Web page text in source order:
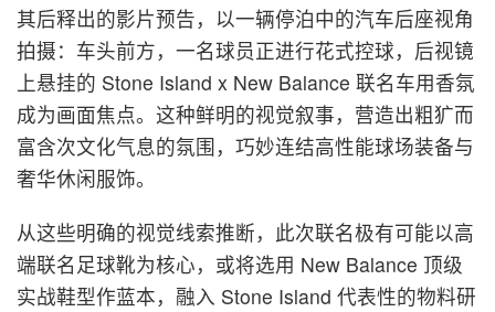
其后释出的影片预告，以一辆停泊中的汽车后座视角
拍摄：车头前方，一名球员正进行花式控球，后视镜
上悬挂的 Stone Island x New Balance 联名车用香氛
成为画面焦点。这种鲜明的视觉叙事，营造出粗犷而
富含次文化气息的氛围，巧妙连结高性能球场装备与
奢华休闲服饰。
从这些明确的视觉线索推断，此次联名极有可能以高
端联名足球靴为核心，或将选用 New Balance 顶级
实战鞋型作蓝本，融入 Stone Island 代表性的物料研